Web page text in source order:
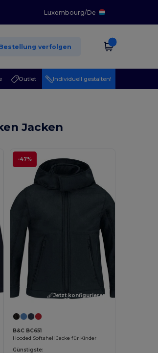
Luxembourg/De
verfolgen
Outlet Individuell gestalten!
Jacken
-47%
Jetzt konfigurieren!
B&C BC651
Hooded Softshell Jacke für Kinder
Günstigste: